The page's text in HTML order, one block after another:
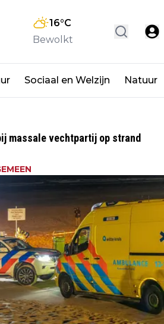
16°C
Bewolkt
Sociaal en Welzijn Natuur
massale vechtpartij op strand